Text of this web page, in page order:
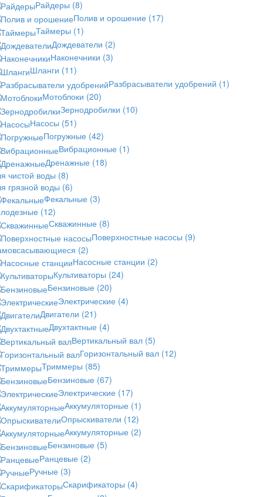
Райдеры (8)
Полив и орошение (17)
Таймеры (1)
Дождеватели (2)
Наконечники (3)
Шланги (11)
Разбрасыватели удобрений (1)
Мотоблоки (20)
Зернодробилки (10)
Насосы (51)
Погружные (42)
Вибрационные (1)
Дренажные (18)
чистой воды (8)
грязной воды (6)
Фекальные (3)
(12)
Скважинные (8)
Поверхностные насосы (9)
(2)
Насосные станции (2)
Культиваторы (24)
Бензиновые (20)
Электрические (4)
Двигатели (21)
Двухтактные (4)
Вертикальный вал (5)
Горизонтальный вал (12)
Триммеры (85)
Бензиновые (67)
Электрические (17)
Аккумуляторные (1)
Опрыскиватели (12)
Аккумуляторные (2)
Бензиновые (5)
Ранцевые (2)
Ручные (3)
Скарификаторы (4)